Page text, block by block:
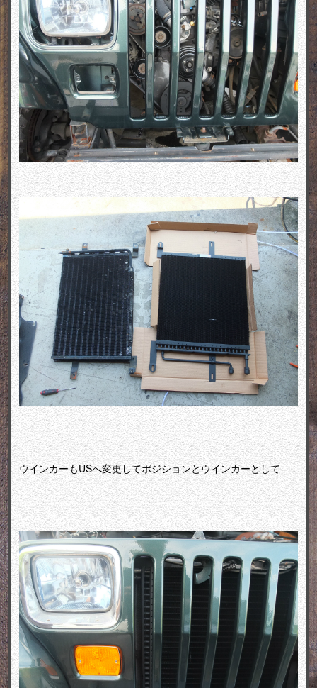
ウインカーもUSへ変更してポジションとウインカーとして